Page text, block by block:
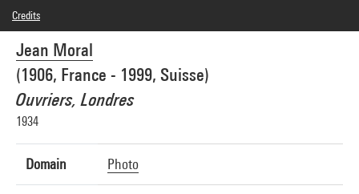
Jean Moral
(1906, France - 1999, Suisse)
Ouvriers, Londres
1934
Domain Photo
Credits
© Jean Moral, Brigitte Moral, SAIF
Photo credits : Centre Pompidou, MNAM-CCI/Samuel Kalika/Dist. GrandPalaisRmn
Image reference : 4N77460
Image presentation :GrandPalaisRmnPhoto